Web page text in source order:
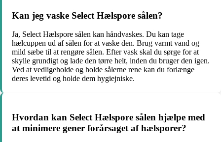
Kan jeg vaske Select Hælspore sålen?
Ja, Select Hælspore sålen kan håndvaskes. Du kan tage
hælcuppen ud af sålen for at vaske den. Brug varmt vand og
mild sæbe til at rengøre sålen. Efter vask skal du sørge for at
skylle grundigt og lade den tørre helt, inden du bruger den igen.
Ved at vedligeholde og holde sålerne rene kan du forlænge
deres levetid og holde dem hygiejniske.
Hvordan kan Select Hælspore sålen hjælpe med
at minimere gener forårsaget af hælsporer?